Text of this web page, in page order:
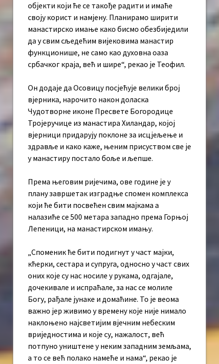
објекти који ће се такође радити и имаће
своју корист и намјену. Планирамо ширити
манастирско имање како бисмо обезбиједили
да у свим сљедећим вијековима манастир
функционише, не само као духовна оаза
србачког краја, већ и шире“, рекао је Теофил.
Он додаје да Осовицу посјећује велики број
вјерника, нарочито након доласка
Чудотворне иконе Пресвете Богородице
Тројеручице из манастира Хиландар, којој
вјерници придарују поклоне за исцјељење и
здравље и како каже, њеним присуством све је
у манастиру постало боље и љепше.
Према његовим ријечима, ове године је у
плану завршетак изградње спомен комплекса
који ће бити посвећен свим мајкама а
налазиће се 500 метара западно према Горњој
Лепеници, на манастирском имању.
„Споменик ће бити подигнут у част мајки,
кћерки, сестара и супруга, односно у част свих
оних које су нас носиле у рукама, одгајале,
дочекивале и испраћале, за нас се молиле
Богу, рађале јунаке и домаћине. То је веома
важно јер живимо у времену које није нимало
наклоњено најсветијим вјечним небеским
вриједностима и које су, нажалост, већ
потпуно уништене у неким западним земљама,
а то се већ полако намеће и нама“, рекао је